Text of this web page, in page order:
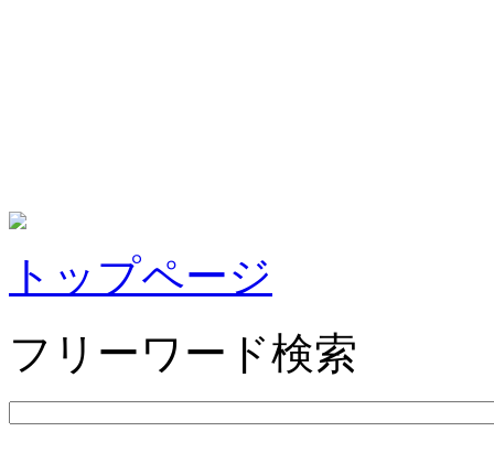
トップページ
フリーワード検索